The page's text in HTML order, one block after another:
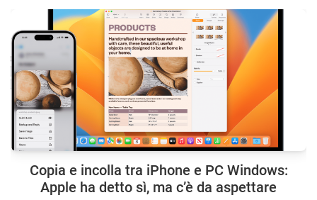
Copia e incolla tra iPhone e PC Windows:
Apple ha detto sì, ma c’è da aspettare